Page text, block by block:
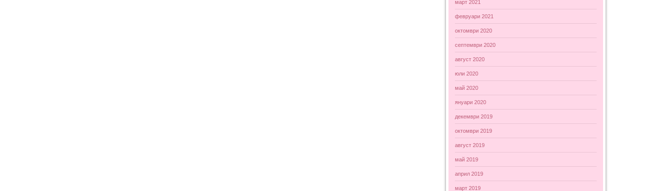
март 2021
февруари 2021
октомври 2020
септември 2020
август 2020
юли 2020
май 2020
януари 2020
декември 2019
октомври 2019
август 2019
май 2019
април 2019
март 2019